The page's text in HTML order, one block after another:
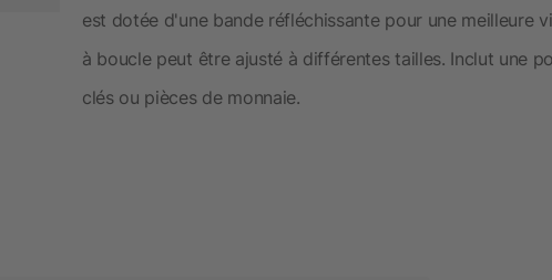
est dotée d'une bande réfléchissante pour une meilleure
à boucle peut être ajusté à différentes tailles. Inclut une
clés ou pièces de monnaie.